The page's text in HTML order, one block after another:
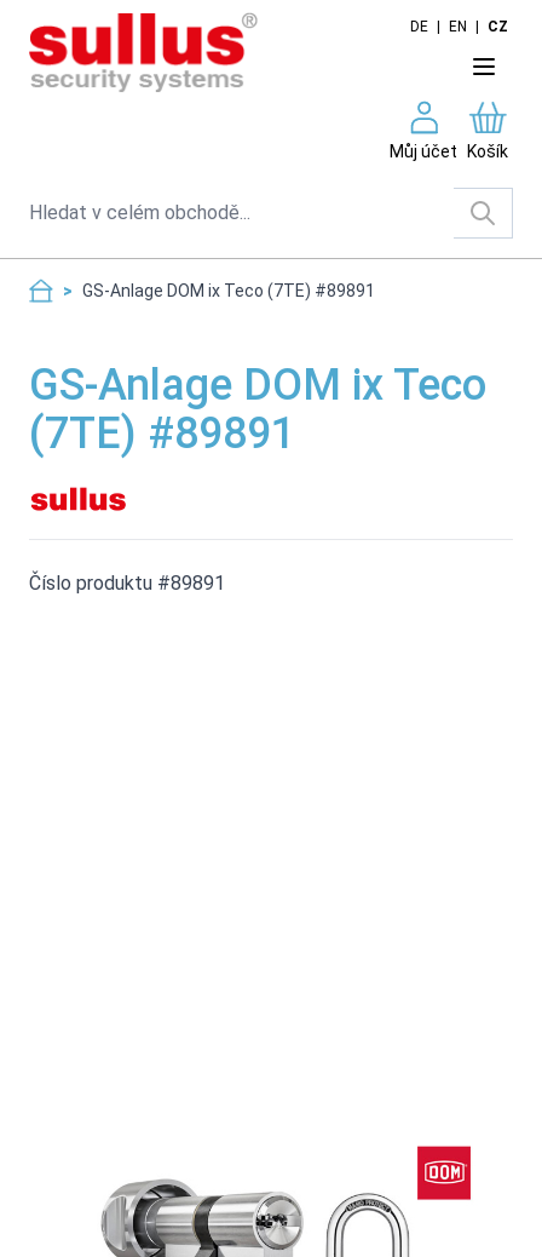
Skip to Content
DE EN CZ
Můj účet Košík
Search
> GS-Anlage DOM ix Teco (7TE) #89891
GS-Anlage DOM ix Teco
(7TE) #89891
Číslo produktu #89891
GS-Anlage DOM ix Teco (7TE) #89891
194,66 €